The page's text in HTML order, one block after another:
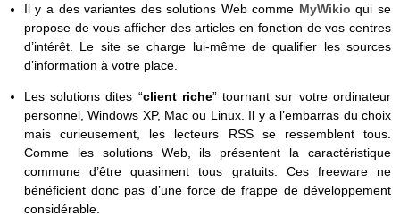
Il y a des variantes des solutions Web comme MyWikio qui se
propose de vous afficher des articles en fonction de vos centres
d’intérêt. Le site se charge lui-même de qualifier les sources
d’information à votre place.
Les solutions dites “client riche” tournant sur votre ordinateur
personnel, Windows XP, Mac ou Linux. Il y a l’embarras du choix
mais curieusement, les lecteurs RSS se ressemblent tous.
Comme les solutions Web, ils présentent la caractéristique
commune d’être quasiment tous gratuits. Ces freeware ne
bénéficient donc pas d’une force de frappe de développement
considérable.